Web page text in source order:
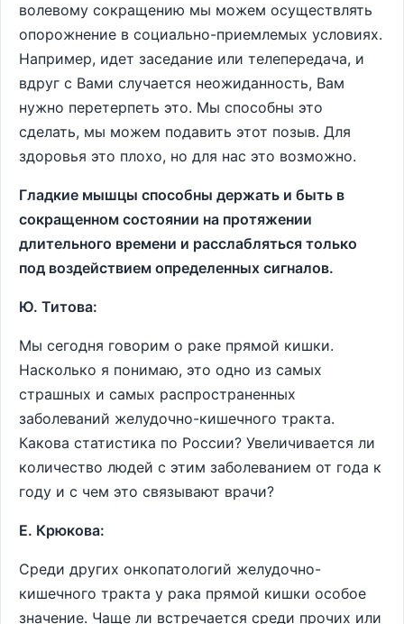
волевому сокращению мы можем осуществлять
опорожнение в социально-приемлемых условиях.
Например, идет заседание или телепередача, и
вдруг с Вами случается неожиданность, Вам
нужно перетерпеть это. Мы способны это
сделать, мы можем подавить этот позыв. Для
здоровья это плохо, но для нас это возможно.
Гладкие мышцы способны держать и быть в
сокращенном состоянии на протяжении
длительного времени и расслабляться только
под воздействием определенных сигналов.
Ю. Титова:
Мы сегодня говорим о раке прямой кишки.
Насколько я понимаю, это одно из самых
страшных и самых распространенных
заболеваний желудочно-кишечного тракта.
Какова статистика по России? Увеличивается ли
количество людей с этим заболеванием от года к
году и с чем это связывают врачи?
Е. Крюкова:
Среди других онкопатологий желудочно-
кишечного тракта у рака прямой кишки особое
значение. Чаще ли встречается среди прочих или